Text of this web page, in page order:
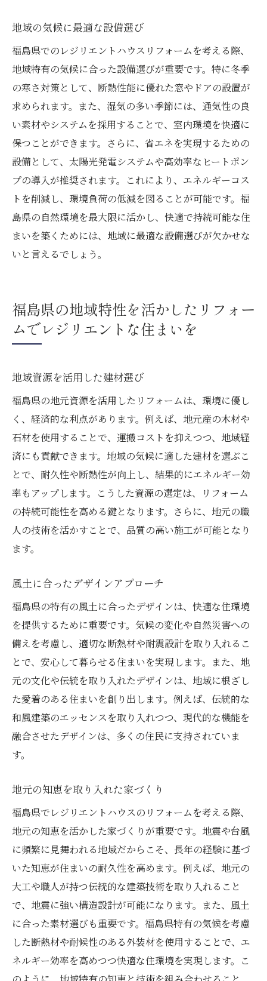
地域の気候に最適な設備選び
福島県でのレジリエントハウスリフォームを考える際、
地域特有の気候に合った設備選びが重要です。特に冬季
の寒さ対策として、断熱性能に優れた窓やドアの設置が
求められます。また、湿気の多い季節には、通気性の良
い素材やシステムを採用することで、室内環境を快適に
保つことができます。さらに、省エネを実現するための
設備として、太陽光発電システムや高効率なヒートポン
プの導入が推奨されます。これにより、エネルギーコス
トを削減し、環境負荷の低減を図ることが可能です。福
島県の自然環境を最大限に活かし、快適で持続可能な住
まいを築くためには、地域に最適な設備選びが欠かせな
いと言えるでしょう。
福島県の地域特性を活かしたリフォー
ムでレジリエントな住まいを
地域資源を活用した建材選び
福島県の地元資源を活用したリフォームは、環境に優し
く、経済的な利点があります。例えば、地元産の木材や
石材を使用することで、運搬コストを抑えつつ、地域経
済にも貢献できます。地域の気候に適した建材を選ぶこ
とで、耐久性や断熱性が向上し、結果的にエネルギー効
率もアップします。こうした資源の選定は、リフォーム
の持続可能性を高める鍵となります。さらに、地元の職
人の技術を活かすことで、品質の高い施工が可能となり
ます。
風土に合ったデザインアプローチ
福島県の特有の風土に合ったデザインは、快適な住環境
を提供するために重要です。気候の変化や自然災害への
備えを考慮し、適切な断熱材や耐震設計を取り入れるこ
とで、安心して暮らせる住まいを実現します。また、地
元の文化や伝統を取り入れたデザインは、地域に根ざし
た愛着のある住まいを創り出します。例えば、伝統的な
和風建築のエッセンスを取り入れつつ、現代的な機能を
融合させたデザインは、多くの住民に支持されていま
す。
地元の知恵を取り入れた家づくり
福島県でレジリエントハウスのリフォームを考える際、
地元の知恵を活かした家づくりが重要です。地震や台風
に頻繁に見舞われる地域だからこそ、長年の経験に基づ
いた知恵が住まいの耐久性を高めます。例えば、地元の
大工や職人が持つ伝統的な建築技術を取り入れること
で、地震に強い構造設計が可能になります。また、風土
に合った素材選びも重要です。福島県特有の気候を考慮
した断熱材や耐候性のある外装材を使用することで、エ
ネルギー効率を高めつつ快適な住環境を実現します。こ